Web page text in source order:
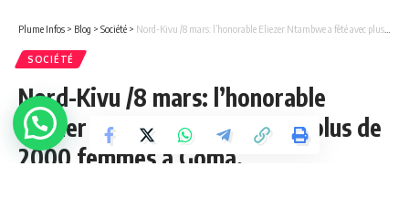
Plume Infos > Blog > Société > Nord-Kivu /8 mars: l’honorable Eliezer Ntambwe a fêté avec plus de 2000 femmes à Goma.
SOCIÉTÉ
Nord-Kivu /8 mars: l’honorable
Eliezer Ntambwe a fêté avec plus de
2000 femmes à Goma.